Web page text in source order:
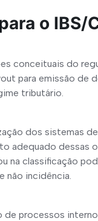
o IBS/
conceituais do
para emissão de
tributário.
dos sistemas
adequado dessas
na classificação
não incidência.
processos